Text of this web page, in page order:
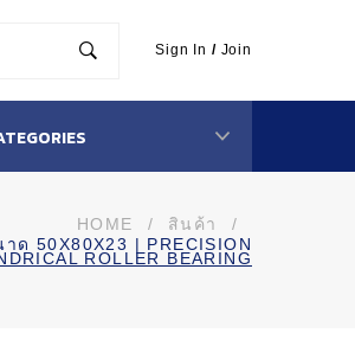
Sign In / Join
HOME / สินค้า
/
ด 50X80X23 | PRECISION
ROLLER BEARING